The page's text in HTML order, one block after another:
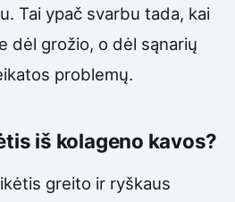
Tai ypač svarbu tada, kai
dėl grožio, o dėl sąnarių
problemų.
iš kolageno kavos?
greito ir ryškaus